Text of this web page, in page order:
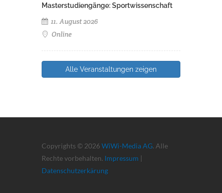
Masterstudiengänge: Sportwissenschaft
11. August 2026
Online
Alle Veranstaltungen zeigen
Copyrights © 2026 WiWi-Media AG. Alle
Rechte vorbehalten. Impressum |
Datenschutzerkärung